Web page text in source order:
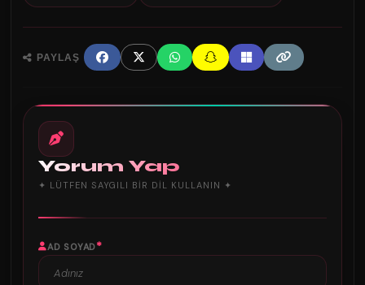
PAYLAŞ
Yorum Yap
✦ LÜTFEN SAYGILI BIR DIL KULLANIN ✦
AD SOYAD*